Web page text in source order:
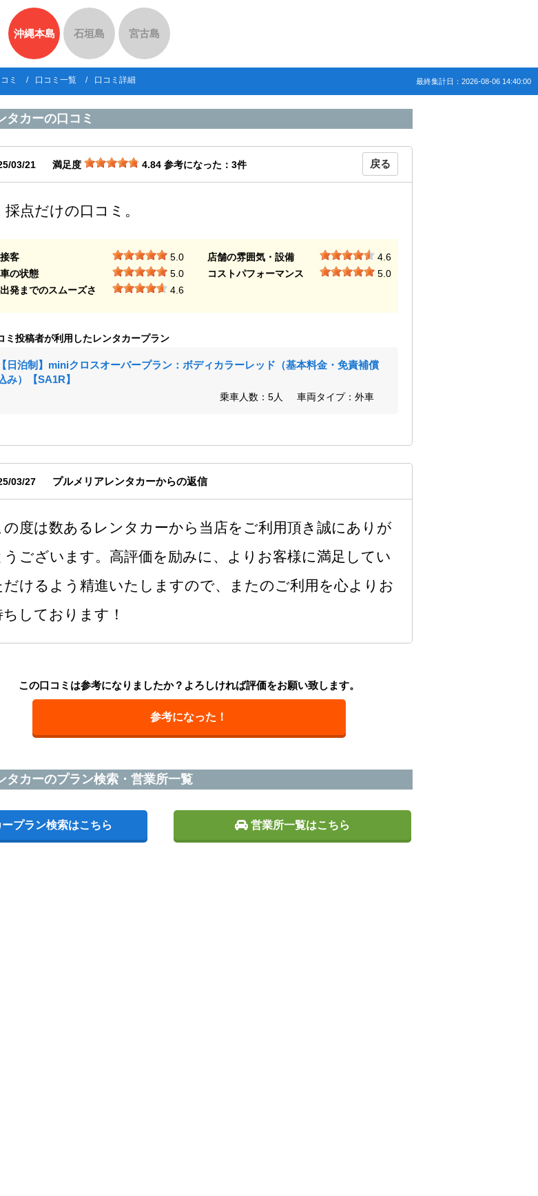
沖縄本島 石垣島 宮古島
最終集計日：2026-08-06 14:40:00
ミ 口コミ一覧 口コミ詳細
タカーの口コミ
03/21 満足度 4.84 参考になった： 3件 戻る
採点だけの口コミ。
接客 5.0 店舗の雰囲気・設備
4.6
車の状態
5.0 コストパフォーマンス
5.0
出発までのスムーズさ
4.6
ミ投稿者が利用したレンタカープラン
【日泊制】miniクロスオーバープラン：ボディカラーレッド（基本料金・免責補償
み）【SA1R】
車両タイプ：外車
乗車人数：5人
03/27 プルメリアレンタカーからの返信
の度は数あるレンタカーから当店をご利用頂き誠にありが
うございます。高評価を励みに、よりお客様に満足してい
だけるよう精進いたしますので、またのご利用を心よりお
ちしております！
この口コミは参考になりましたか？よろしければ評価をお願い致します。
参考になった！
タカーのプラン検索・営業所一覧
プラン検索はこちら 営業所一覧はこちら